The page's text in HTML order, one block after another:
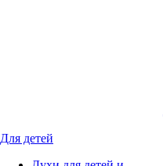
Для детей